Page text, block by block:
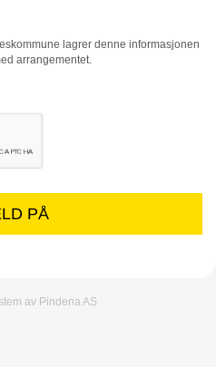
lagrer denne informasjonen
arrangementet.
PÅ
av Pindena AS